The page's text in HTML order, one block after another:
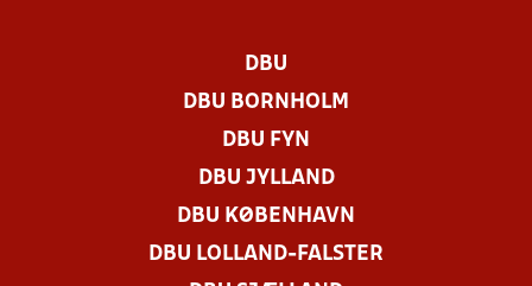
DBU
DBU BORNHOLM
DBU FYN
DBU JYLLAND
DBU KØBENHAVN
DBU LOLLAND-FALSTER